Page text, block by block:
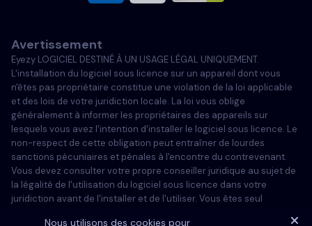
Nous utilisons des cookies pour
Italiano
Portugais
Türkçe
Polski
Avertissement
Eyezy LOGICIEL DESTINÉ À UN USAGE LÉGAL UNIQUEMENT.
L'installation du logiciel sous licence sur un appareil dont vous
n'êtes pas propriétaire constitue une violation de la loi applicable
et des lois de votre juridiction locale. La loi vous oblige
généralement à informer les propriétaires des appareils sur
lesquels vous avez l'intention d'installer le logiciel sous licence. Le
non-respect de cette obligation peut entraîner de lourdes
sanctions pécuniaires et pénales à l'encontre du contrevenant.
Vous devez consulter votre propre conseiller juridique au sujet de
la légalité de l'utilisation du logiciel sous licence dans votre
juridiction avant de l'installer et de l'utiliser. Vous êtes seul